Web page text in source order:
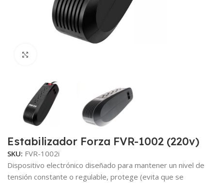
Estabilizador Forza FVR-1002 (220v)
SKU: FVR-1002i
Dispositivo electrónico diseñado para mantener un nivel de
tensión constante o regulable, protege (evita que se